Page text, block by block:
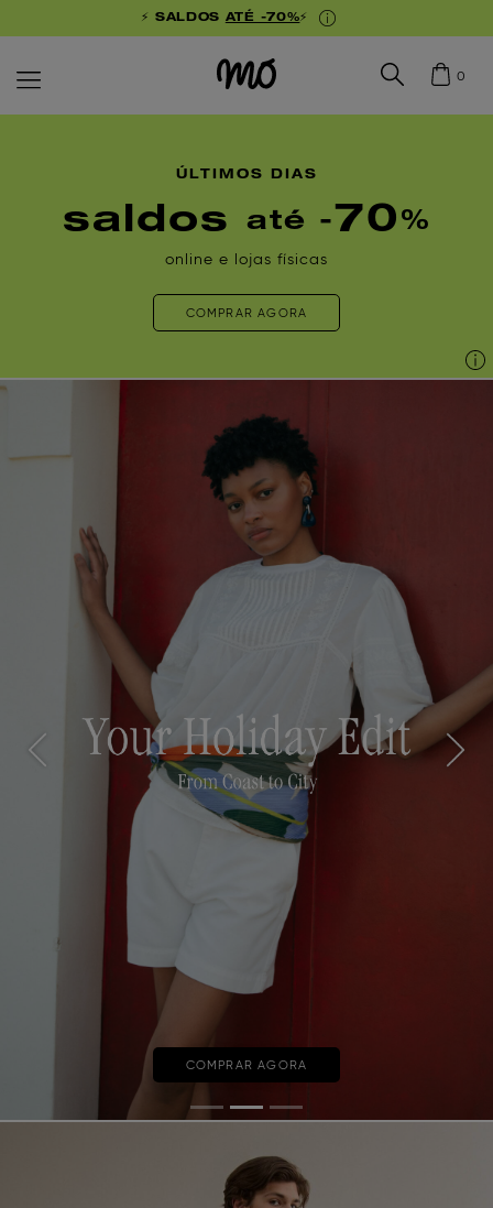
⚡ SALDOS ATÉ -70%⚡
0
ÚLTIMOS DIAS
saldos até - 70 %
online e lojas físicas
COMPRAR AGORA
COMPRAR AGORA
Previous Next